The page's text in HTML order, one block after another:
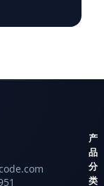
产
品
分
类